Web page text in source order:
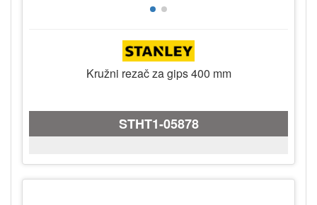
Kružni rezač za gips 400 mm
STHT1-05878